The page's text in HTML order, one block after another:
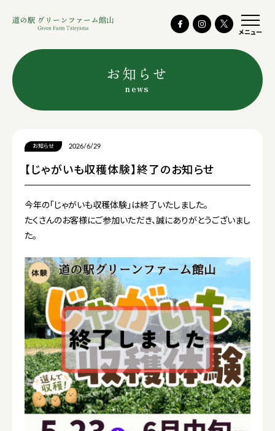
メニュー
お知らせ
news
お知らせ 2026/6/29
【じゃがいも収穫体験】終了のお知らせ
今年の「じゃがいも収穫体験」は終了いたしました。
たくさんのお客様にご参加いただき、誠にありがとうございまし
た。